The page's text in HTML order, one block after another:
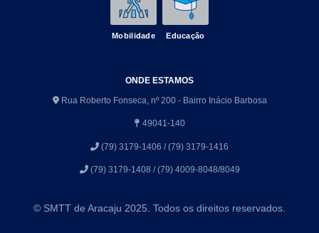
Mobilidade Educação
ONDE ESTAMOS
Rua Roberto Fonseca, nº 200 - Bairro Inácio Barbosa
49041-140
(79) 3179-1406 / (79) 3179-1416
(79) 3179-1408 / (79) 4009-8048/8049
© SMTT de Aracaju 2025. Todos os direitos reservados.